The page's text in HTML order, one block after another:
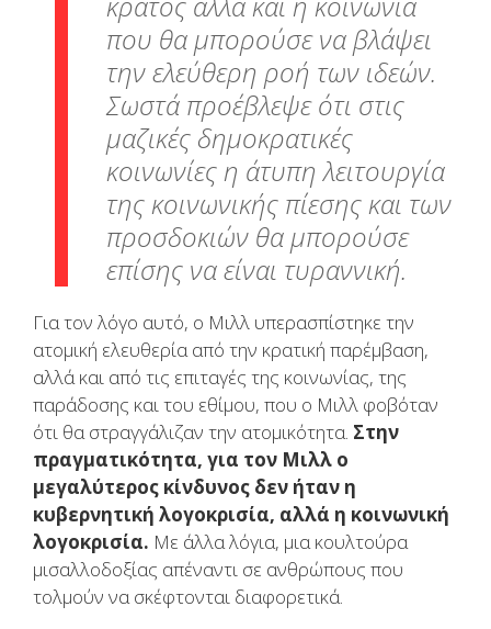
που θα μπορούσε να βλάψει
την ελεύθερη ροή των ιδεών.
Σωστά προέβλεψε ότι στις
μαζικές δημοκρατικές
κοινωνίες η άτυπη λειτουργία
της κοινωνικής πίεσης και των
προσδοκιών θα μπορούσε
επίσης να είναι τυραννική.
Για τον λόγο αυτό, ο Μιλλ υπερασπίστηκε την
ατομική ελευθερία από την κρατική παρέμβαση,
αλλά και από τις επιταγές της κοινωνίας, της
παράδοσης και του εθίμου, που ο Μιλλ φοβόταν
ότι θα στραγγάλιζαν την ατομικότητα. Στην
πραγματικότητα, για τον Μιλλ ο
μεγαλύτερος κίνδυνος δεν ήταν η
κυβερνητική λογοκρισία, αλλά η κοινωνική
λογοκρισία. Με άλλα λόγια, μια κουλτούρα
μισαλλοδοξίας απέναντι σε ανθρώπους που
τολμούν να σκέφτονται διαφορετικά.